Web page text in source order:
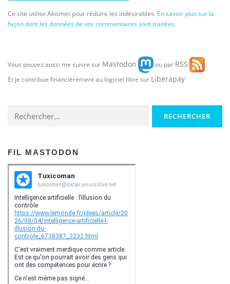
Ce site utilise Akismet pour réduire les indésirables. En savoir plus sur la
façon dont les données de vos commentaires sont traitées.
Vous pouvez aussi me suivre sur Mastodon ou par RSS
Et je contribue financièrement au logiciel libre sur Liberapay
FIL MASTODON